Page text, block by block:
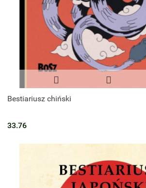
Bestiariusz chiński
33.76